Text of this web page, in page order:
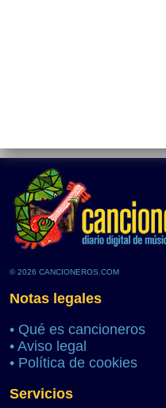
© 2026 CANCIONEROS.COM
Notas legales
• Qué es cancioneros
• Aviso legal
• Política de cookies
Servicios